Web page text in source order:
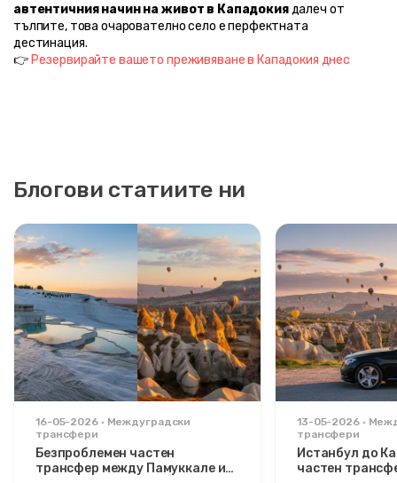
автентичния начин на живот в Кападокия далеч от
тълпите, това очарователно село е перфектната
дестинация.
👉 Резервирайте вашето преживяване в Кападокия днес
Блогови статиите ни
16-05-2026
Междуградски
трансфери
Безпроблемен частен
трансфер между Памуккале и
13-05-2026
трансфери
Истанбул до
частен